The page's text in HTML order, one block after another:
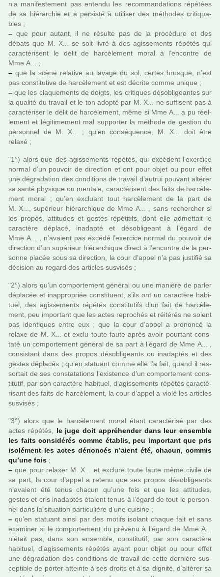
n’a mani­fes­te­ment pas entendu les recom­man­da­tions répé­tées
de sa hié­rar­chie et a per­sisté à uti­li­ser des métho­des cri­ti­qua­
bles ;
– que pour autant, il ne résulte pas de la pro­cé­dure et des
débats que M. X... se soit livré à des agis­se­ments répé­tés qui
carac­té­ri­sent le délit de har­cè­le­ment moral à l’encontre de
Mme A... ;
– que la scène rela­tive au lavage du sol, certes brus­que, n’est
pas cons­ti­tu­tive de har­cè­le­ment et est décrite comme unique ;
– que les cla­que­ments de doigts, les cri­ti­ques déso­bli­gean­tes sur
la qua­lité du tra­vail et le ton adopté par M. X... ne suf­fi­sent pas à
carac­té­ri­ser le délit de har­cè­le­ment, même si Mme A... a pu réel­
le­ment et légi­ti­me­ment mal sup­por­ter la méthode de ges­tion du
per­son­nel de M. X... ; qu’en consé­quence, M. X... doit être
relaxé ;
"1°) alors que des agis­se­ments répé­tés, qui excè­dent l’exer­cice
normal d’un pou­voir de direc­tion et ont pour objet ou pour effet
une dégra­da­tion des condi­tions de tra­vail d’autrui pou­vant alté­rer
sa santé phy­si­que ou men­tale, carac­té­ri­sent des faits de har­cè­le­
ment moral ; qu’en excluant tout har­cè­le­ment de la part de
M. X..., supé­rieur hié­rar­chi­que de Mme A... , sans recher­cher si
les propos, atti­tu­des et gestes répé­ti­tifs, dont elle admet­tait le
carac­tère déplacé, ina­dapté et déso­bli­geant à l’égard de
Mme A... , n’avaient pas excédé l’exer­cice normal du pou­voir de
direc­tion d’un supé­rieur hié­rar­chi­que direct à l’encontre de la per­
sonne placée sous sa direc­tion, la cour d’appel n’a pas jus­ti­fié sa
déci­sion au regard des arti­cles sus­vi­sés ;
"2°) alors qu’un com­por­te­ment géné­ral ou une manière de parler
dépla­cée et inap­pro­priée cons­ti­tuent, s’ils ont un carac­tère habi­
tuel, des agis­se­ments répé­tés cons­ti­tu­tifs d’un fait de har­cè­le­
ment, peu impor­tant que les actes repro­chés et réi­té­rés ne soient
pas iden­ti­ques entre eux ; que la cour d’appel a pro­noncé la
relaxe de M. X... et exclu toute faute après avoir pour­tant cons­
taté un com­por­te­ment géné­ral de sa part à l’égard de Mme A... ,
consis­tant dans des propos déso­bli­geants ou ina­dap­tés et des
gestes dépla­cés ; qu’en sta­tuant comme elle l’a fait, quand il res­
sor­tait de ses cons­ta­ta­tions l’exis­tence d’un com­por­te­ment cons­
ti­tu­tif, par son carac­tère habi­tuel, d’agis­se­ments répé­tés carac­té­
ri­sant des faits de har­cè­le­ment, la cour d’appel a violé les arti­cles
sus­vi­sés ;
"3°) alors que le har­cè­le­ment moral étant carac­té­risé par des
actes répé­tés,
le juge doit appré­hen­der dans leur ensem­ble
les faits consi­dé­rés comme établis, peu impor­tant que pris
iso­lé­ment les actes dénon­cés n’aient été, chacun, commis
qu’une fois ;
– que pour relaxer M. X... et exclure toute faute même civile de
sa part, la cour d’appel a retenu que ses propos déso­bli­geants
n’avaient été tenus chacun qu’une fois et que les atti­tu­des,
gestes et cris ina­dap­tés étaient tenus à l’égard de tout le per­son­
nel dans la situa­tion par­ti­cu­lière d’une cui­sine ;
– qu’en sta­tuant ainsi par des motifs iso­lant chaque fait et sans
exa­mi­ner si le com­por­te­ment du pré­venu à l’égard de Mme A...
n’était pas, dans son ensem­ble, cons­ti­tu­tif, par son carac­tère
habi­tuel, d’agis­se­ments répé­tés ayant pour objet ou pour effet
une dégra­da­tion des condi­tions de tra­vail de cette der­nière sus­
cep­ti­ble de porter atteinte à ses droits et à sa dignité, d’alté­rer sa